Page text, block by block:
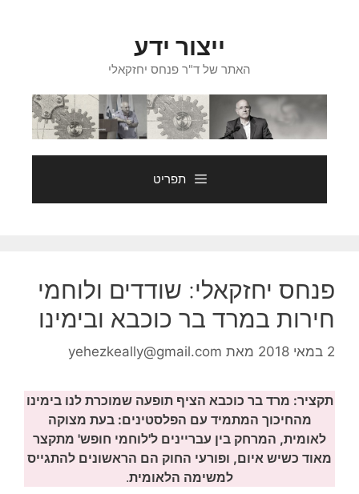
ייצור ידע
האתר של ד"ר פנחס יחזקאלי
תפריט
פנחס יחזקאלי: שודדים ולוחמי
חירות במרד בר כוכבא ובימינו
2 במאי 2018 מאת yehezkeally@gmail.com
תקציר: מרד בר כוכבא הציף תופעה שמוכרת לנו בימינו
מהחיכוך המתמיד עם הפלסטינים: בעת מצוקה
לאומית, המרחק בין עבריינים ל'לוחמי חופש' מתקצר
מאוד כשיש איום, ופורעי החוק הם הראשונים להתגייס
למשימה הלאומית.